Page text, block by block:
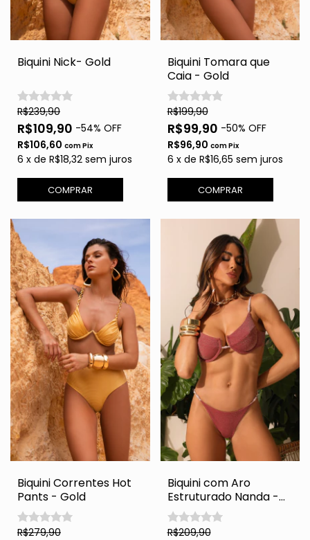
Biquini Nick- Gold
R$239,90
R$109,90 -54% OFF
R$106,60 comPix
6 x de R$18,32 sem juros
COMPRAR
Biquini Tomara que
Caia - Gold
R$199,90
R$99,90 -50% OFF
R$96,90 comPix
6 x de R$16,65 sem juros
COMPRAR
Biquini Correntes Hot
Pants - Gold
R$279,90
Biquini com Aro
Estruturado Nanda -
Bordo e Rose Lurex
R$209,90